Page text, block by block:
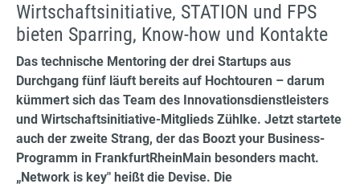
Wirtschaftsinitiative, STATION und FPS
bieten Sparring, Know-how und Kontakte
Das technische Mentoring der drei Startups aus
Durchgang fünf läuft bereits auf Hochtouren – darum
kümmert sich das Team des Innovationsdienstleisters
und Wirtschaftsinitiative-Mitglieds Zühlke. Jetzt startete
auch der zweite Strang, der das Boozt your Business-
Programm in FrankfurtRheinMain besonders macht.
„Network is key" heißt die Devise. Die